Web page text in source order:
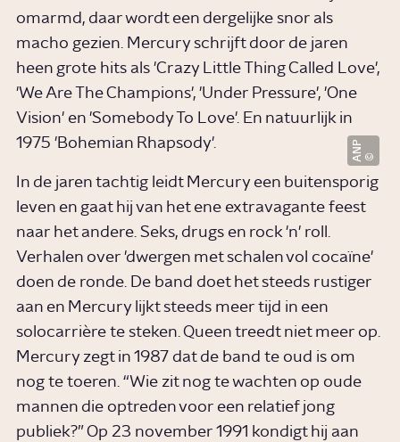
omarmd, daar wordt een dergelijke snor als
macho gezien. Mercury schrijft door de jaren
heen grote hits als 'Crazy Little Thing Called Love',
'We Are The Champions', 'Under Pressure', 'One
Vision' en 'Somebody To Love'. En natuurlijk in
1975 'Bohemian Rhapsody'.
ANP
In de jaren tachtig leidt Mercury een buitensporig
leven en gaat hij van het ene extravagante feest
naar het andere. Seks, drugs en rock 'n' roll.
Verhalen over 'dwergen met schalen vol cocaïne'
doen de ronde. De band doet het steeds rustiger
aan en Mercury lijkt steeds meer tijd in een
solocarrière te steken. Queen treedt niet meer op.
Mercury zegt in 1987 dat de band te oud is om
nog te toeren. “Wie zit nog te wachten op oude
mannen die optreden voor een relatief jong
publiek?” Op 23 november 1991 kondigt hij aan